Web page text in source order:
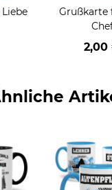
Grußkarte
2,00